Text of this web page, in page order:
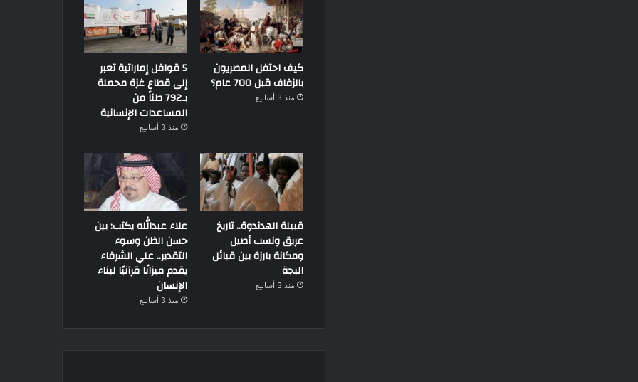
كيف احتفل المصريون
بالزفاف قبل 700 عام؟
منذ 3 أسابيع
5 قوافل إماراتية تعبر
إلى قطاع غزة محملة
بـ792 طناً من
المساعدات الإنسانية
منذ 3 أسابيع
قبيلة الهدندوة.. تاريخ
عريق ونسب أصيل
ومكانة بارزة بين قبائل
البجة
منذ 3 أسابيع
علاء عبدالله يكتب: بين
حسن الظن وسوء
التقدير.. علي الشرفاء
يقدم ميزانًا قرآنيًا لبناء
الإنسان
منذ 3 أسابيع